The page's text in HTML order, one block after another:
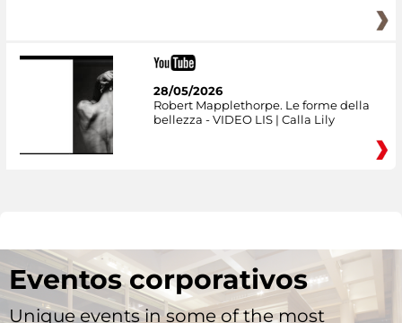
28/05/2026
Robert Mapplethorpe. Le forme della
bellezza - VIDEO LIS | Calla Lily
Eventos corporativos
Unique events in some of the most